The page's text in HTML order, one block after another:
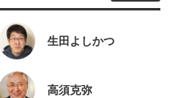
生田よしかつ
高須克弥